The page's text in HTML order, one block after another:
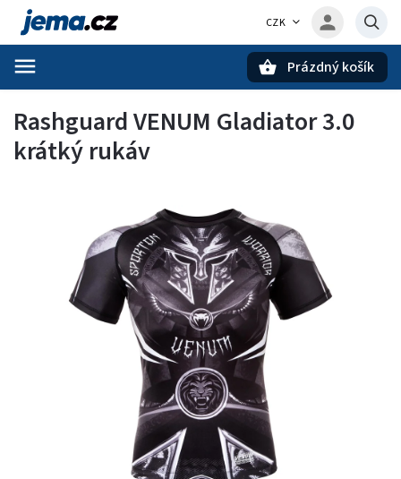
CZK
Prázdný košík
Rashguard VENUM Gladiator 3.0
krátký rukáv